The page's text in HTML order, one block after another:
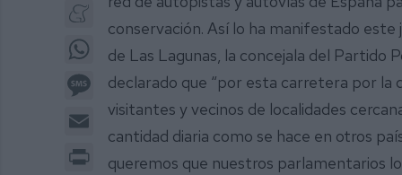
Meneame
Message
Email
conservación. Así lo ha manifestado este
de Las Lagunas, la concejala del Partido
declarado que “por esta carretera por la
visitantes y vecinos de localidades
cantidad diaria como se hace en otros
queremos que nuestros parlamentarios